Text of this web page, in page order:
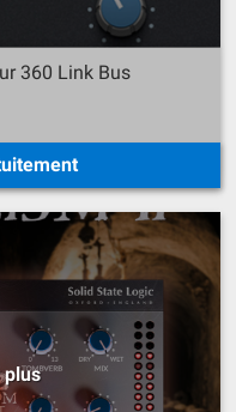
360 Link Bus
plus